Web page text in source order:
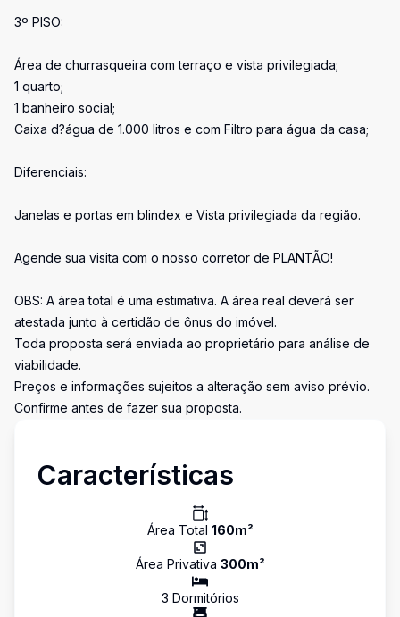
3º PISO:
Área de churrasqueira com terraço e vista privilegiada;
1 quarto;
1 banheiro social;
Caixa d?água de 1.000 litros e com Filtro para água da casa;
Diferenciais:
Janelas e portas em blindex e Vista privilegiada da região.
Agende sua visita com o nosso corretor de PLANTÃO!
OBS: A área total é uma estimativa. A área real deverá ser
atestada junto à certidão de ônus do imóvel.
Toda proposta será enviada ao proprietário para análise de
viabilidade.
Preços e informações sujeitos a alteração sem aviso prévio.
Confirme antes de fazer sua proposta.
Características
Área Total 160m²
Área Privativa 300m²
3 Dormitórios